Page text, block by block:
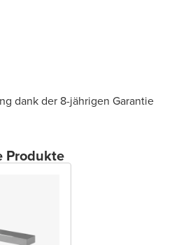
dank der 8-jährigen Garantie
Produkte